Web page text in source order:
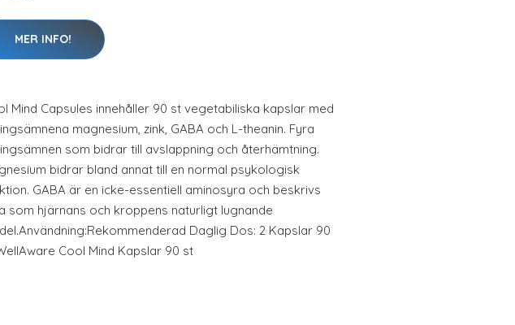
MER INFO!
Mind Capsules innehåller 90 st vegetabiliska kapslar med
magnesium, zink, GABA och L-theanin. Fyra
som bidrar till avslappning och återhämtning.
bidrar bland annat till en normal psykologisk
GABA är en icke-essentiell aminosyra och beskrivs
som hjärnans och kroppens naturligt lugnande
Daglig Dos: 2 Kapslar 90
Cool Mind Kapslar 90 st